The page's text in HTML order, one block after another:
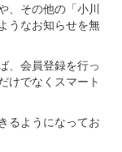
、その他の「小川
うなお知らせを無
、会員登録を行っ
けでなくスマート
るようになってお